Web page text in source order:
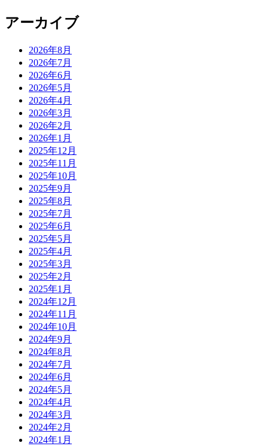
アーカイブ
2026年8月
2026年7月
2026年6月
2026年5月
2026年4月
2026年3月
2026年2月
2026年1月
2025年12月
2025年11月
2025年10月
2025年9月
2025年8月
2025年7月
2025年6月
2025年5月
2025年4月
2025年3月
2025年2月
2025年1月
2024年12月
2024年11月
2024年10月
2024年9月
2024年8月
2024年7月
2024年6月
2024年5月
2024年4月
2024年3月
2024年2月
2024年1月